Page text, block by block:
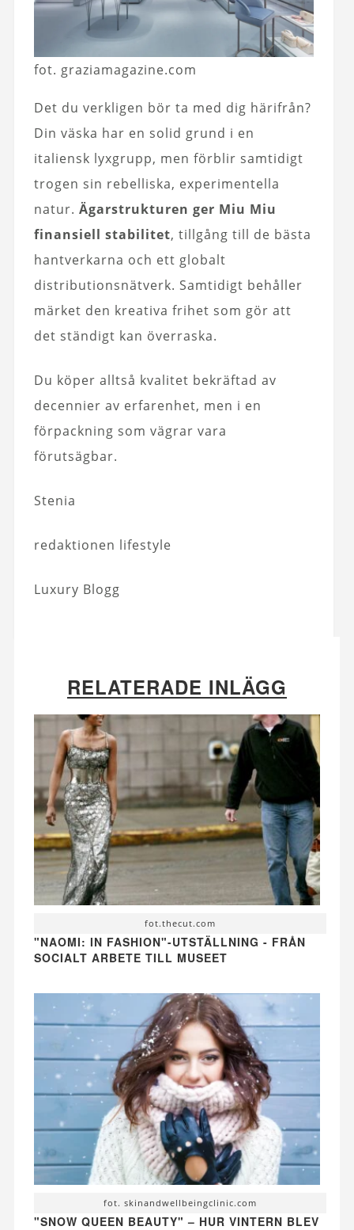
fot. graziamagazine.com
Det du verkligen bör ta med dig härifrån?
Din väska har en solid grund i en
italiensk lyxgrupp, men förblir samtidigt
trogen sin rebelliska, experimentella
natur. Ägarstrukturen ger Miu Miu
finansiell stabilitet, tillgång till de bästa
hantverkarna och ett globalt
distributionsnätverk. Samtidigt behåller
märket den kreativa frihet som gör att
det ständigt kan överraska.
Du köper alltså kvalitet bekräftad av
decennier av erfarenhet, men i en
förpackning som vägrar vara
förutsägbar.
Stenia
redaktionen lifestyle
Luxury Blogg
RELATERADE INLÄGG
fot.thecut.com
"NAOMI: IN FASHION"-UTSTÄLLNING - FRÅN
SOCIALT ARBETE TILL MUSEET
fot. skinandwellbeingclinic.com
"SNOW QUEEN BEAUTY" – HUR VINTERN BLEV